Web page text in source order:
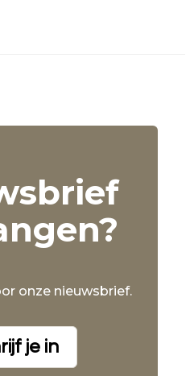
onze nieuwsbrief.
je in